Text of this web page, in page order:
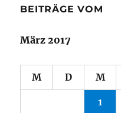
BEITRÄGE VOM
März 2017
M D M
1